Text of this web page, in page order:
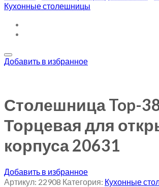
Кухонные столешницы
Добавить в избранное
Столешница Top-
Торцевая для
корпуса 20631
Добавить в избранное
Артикул: 22908 Категория: Кухонные